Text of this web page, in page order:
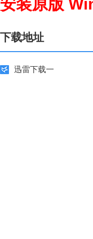
安装原版
下载地址
迅雷下载一